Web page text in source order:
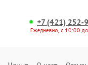
+7 (421) 252-
Ежедневно, с 10:00